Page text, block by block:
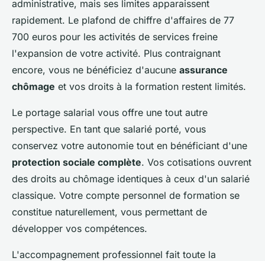
administrative, mais ses limites apparaissent
rapidement. Le plafond de chiffre d'affaires de 77
700 euros pour les activités de services freine
l'expansion de votre activité. Plus contraignant
encore, vous ne bénéficiez d'aucune assurance
chômage et vos droits à la formation restent limités.
Le portage salarial vous offre une tout autre
perspective. En tant que salarié porté, vous
conservez votre autonomie tout en bénéficiant d'une
protection sociale complète. Vos cotisations ouvrent
des droits au chômage identiques à ceux d'un salarié
classique. Votre compte personnel de formation se
constitue naturellement, vous permettant de
développer vos compétences.
L'accompagnement professionnel fait toute la